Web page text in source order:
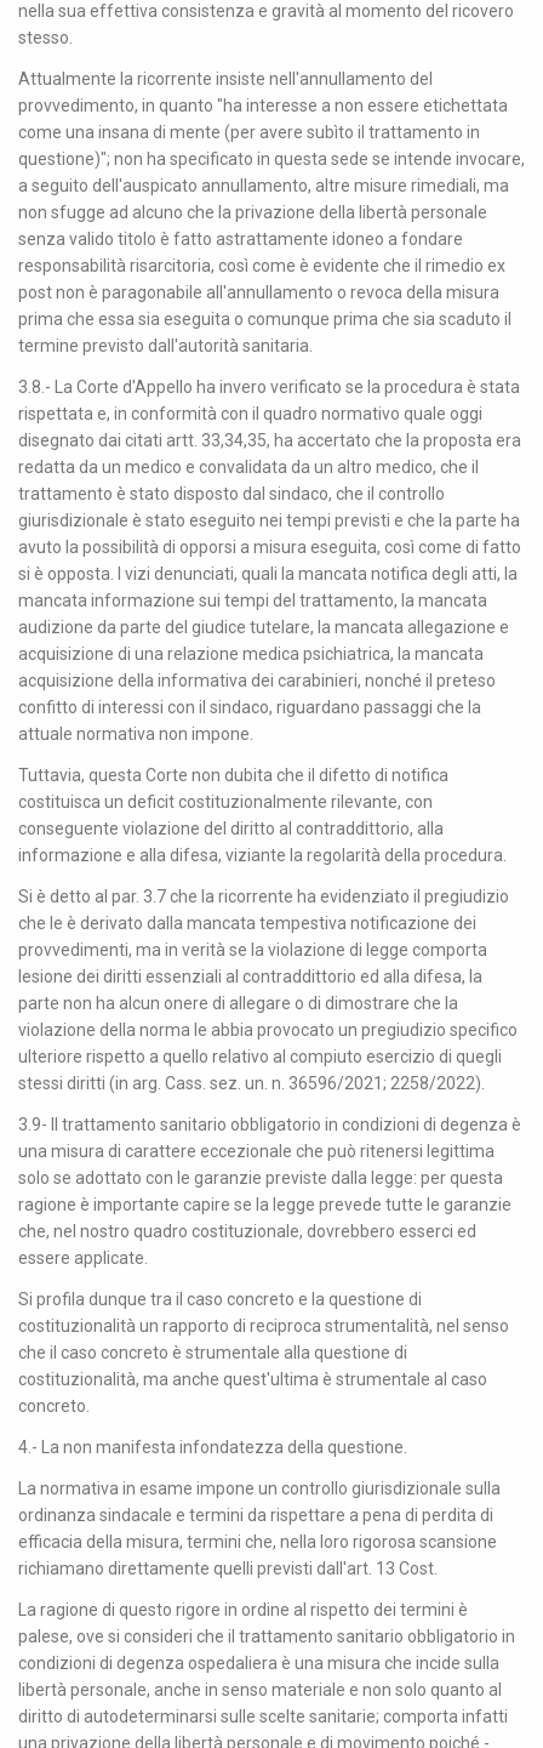
nella sua effettiva consistenza e gravità al momento del ricovero
stesso.
Attualmente la ricorrente insiste nell'annullamento del
provvedimento, in quanto "ha interesse a non essere etichettata
come una insana di mente (per avere subìto il trattamento in
questione)"; non ha specificato in questa sede se intende invocare,
a seguito dell'auspicato annullamento, altre misure rimediali, ma
non sfugge ad alcuno che la privazione della libertà personale
senza valido titolo è fatto astrattamente idoneo a fondare
responsabilità risarcitoria, così come è evidente che il rimedio ex
post non è paragonabile all'annullamento o revoca della misura
prima che essa sia eseguita o comunque prima che sia scaduto il
termine previsto dall'autorità sanitaria.
3.8.- La Corte d'Appello ha invero verificato se la procedura è stata
rispettata e, in conformità con il quadro normativo quale oggi
disegnato dai citati artt. 33,34,35, ha accertato che la proposta era
redatta da un medico e convalidata da un altro medico, che il
trattamento è stato disposto dal sindaco, che il controllo
giurisdizionale è stato eseguito nei tempi previsti e che la parte ha
avuto la possibilità di opporsi a misura eseguita, così come di fatto
si è opposta. I vizi denunciati, quali la mancata notifica degli atti, la
mancata informazione sui tempi del trattamento, la mancata
audizione da parte del giudice tutelare, la mancata allegazione e
acquisizione di una relazione medica psichiatrica, la mancata
acquisizione della informativa dei carabinieri, nonché il preteso
confitto di interessi con il sindaco, riguardano passaggi che la
attuale normativa non impone.
Tuttavia, questa Corte non dubita che il difetto di notifica
costituisca un deficit costituzionalmente rilevante, con
conseguente violazione del diritto al contraddittorio, alla
informazione e alla difesa, viziante la regolarità della procedura.
Si è detto al par. 3.7 che la ricorrente ha evidenziato il pregiudizio
che le è derivato dalla mancata tempestiva notificazione dei
provvedimenti, ma in verità se la violazione di legge comporta
lesione dei diritti essenziali al contraddittorio ed alla difesa, la
parte non ha alcun onere di allegare o di dimostrare che la
violazione della norma le abbia provocato un pregiudizio specifico
ulteriore rispetto a quello relativo al compiuto esercizio di quegli
stessi diritti (in arg. Cass. sez. un. n. 36596/2021; 2258/2022).
3.9- Il trattamento sanitario obbligatorio in condizioni di degenza è
una misura di carattere eccezionale che può ritenersi legittima
solo se adottato con le garanzie previste dalla legge: per questa
ragione è importante capire se la legge prevede tutte le garanzie
che, nel nostro quadro costituzionale, dovrebbero esserci ed
essere applicate.
Si profila dunque tra il caso concreto e la questione di
costituzionalità un rapporto di reciproca strumentalità, nel senso
che il caso concreto è strumentale alla questione di
costituzionalità, ma anche quest'ultima è strumentale al caso
concreto.
4.- La non manifesta infondatezza della questione.
La normativa in esame impone un controllo giurisdizionale sulla
ordinanza sindacale e termini da rispettare a pena di perdita di
efficacia della misura, termini che, nella loro rigorosa scansione
richiamano direttamente quelli previsti dall'art. 13 Cost.
La ragione di questo rigore in ordine al rispetto dei termini è
palese, ove si consideri che il trattamento sanitario obbligatorio in
condizioni di degenza ospedaliera è una misura che incide sulla
libertà personale, anche in senso materiale e non solo quanto al
diritto di autodeterminarsi sulle scelte sanitarie; comporta infatti
una privazione della libertà personale e di movimento poiché -